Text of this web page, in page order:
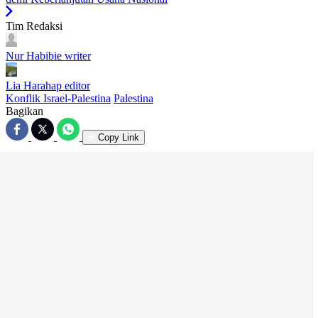
Tim Redaksi
Nur Habibie writer
Lia Harahap editor
Konflik Israel-Palestina Palestina
Bagikan
Copy Link